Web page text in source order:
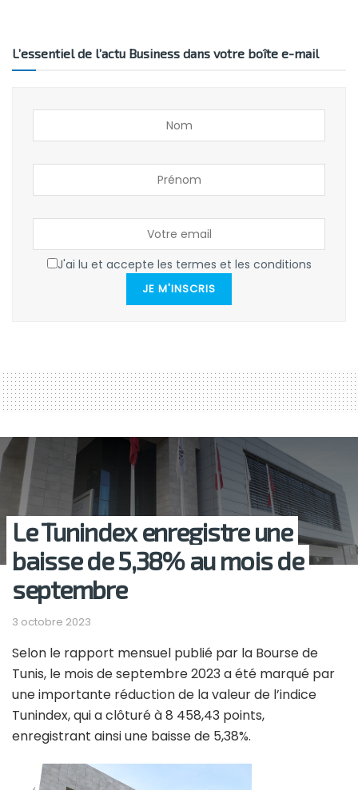
L’essentiel de l’actu Business dans votre boîte e-mail
J'ai lu et accepte les termes et les conditions
JE M'INSCRIS
Le Tunindex enregistre une
baisse de 5,38% au mois de
septembre
3 octobre 2023
Selon le rapport mensuel publié par la Bourse de
Tunis, le mois de septembre 2023 a été marqué par
une importante réduction de la valeur de l’indice
Tunindex, qui a clôturé à 8 458,43 points,
enregistrant ainsi une baisse de 5,38%.